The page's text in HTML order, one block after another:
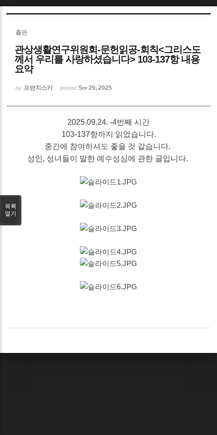
출판
관상생활연구위원회-문헌읽공-회칙<그리스도
께서 우리를 사랑하셨습니다> 103-137항 내용
요약
by 프란치스카 posted Sep 29, 2025
2025.09.24. -4번째 시간
103-137항까지 읽었습니다.
중간에 참여하셔도 좋을 것 같습니다.
성인, 성녀들이 말한 예수성심에 관한 글입니다.
목록
열기